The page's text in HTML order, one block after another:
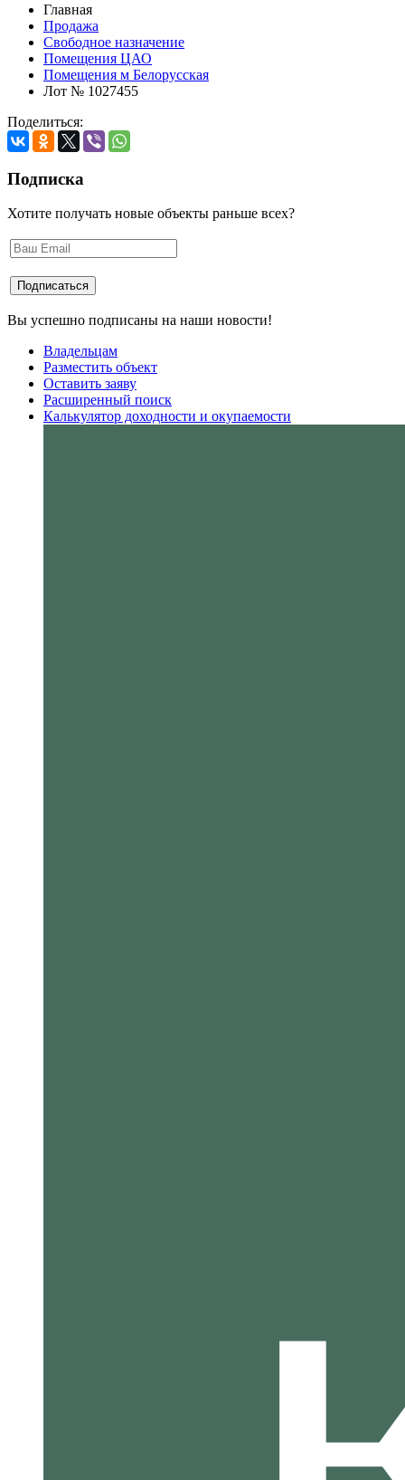
Главная
Продажа
Свободное назначение
Помещения ЦАО
Помещения м Белорусская
Лот № 1027455
Поделиться:
Подписка
Хотите получать новые объекты раньше всех?
Вы успешно подписаны на наши новости!
Владельцам
Разместить объект
Оставить заяву
Расширенный поиск
Калькулятор доходности и окупаемости